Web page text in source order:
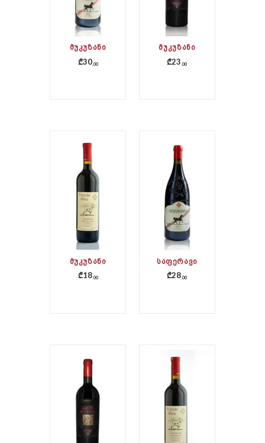
ᲛᲣᲙᲣᲖᲐᲜᲘ
₾30 00
ᲛᲣᲙᲣᲖᲐᲜᲘ
₾23 00
ᲛᲣᲙᲣᲖᲐᲜᲘ
₾18 00
ᲡᲐᲤᲔᲠᲐᲕᲘ
₾28 00